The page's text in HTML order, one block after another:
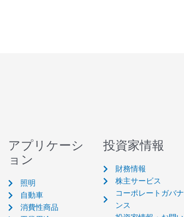
アプリケーシ
ョン
照明
自動車
消費性商品
投資家情報
財務情報
株主サービス
コーポレートガバナ
ンス